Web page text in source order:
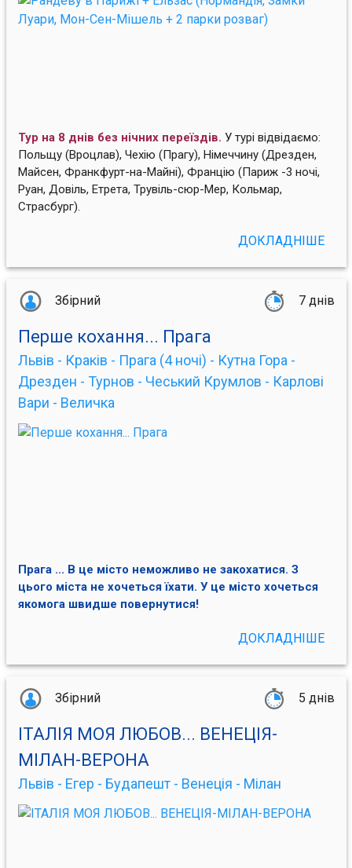
Тур на 8 днів без нічних переїздів. У турі відвідаємо:
Польщу (Вроцлав), Чехію (Прагу), Німеччину (Дрезден,
Майсен, Франкфурт-на-Майні), Францію (Париж -3 ночі,
Руан, Довіль, Етрета, Трувіль-сюр-Мер, Кольмар,
Страсбург).
ДОКЛАДНІШЕ
Збірний 7 днів
Перше кохання... Прага
Львів - Краків - Прага (4 ночі) - Кутна Гора -
Дрезден - Турнов - Чеський Крумлов - Карлові
Вари - Величка
Прага ... В це місто неможливо не закохатися. З
цього міста не хочеться їхати. У це місто хочеться
якомога швидше повернутися!
ДОКЛАДНІШЕ
Збірний 5 днів
ІТАЛІЯ МОЯ ЛЮБОВ... ВЕНЕЦІЯ-
МІЛАН-ВЕРОНА
Львів - Егер - Будапешт - Венеція - Мілан